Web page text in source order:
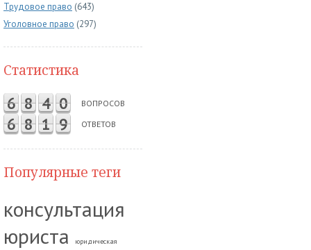
Трудовое право (643)
Уголовное право (297)
Статистика
6 8 4 0 ВОПРОСОВ
6 8 1 9 ОТВЕТОВ
Популярные теги
консультация
юриста
юридическая